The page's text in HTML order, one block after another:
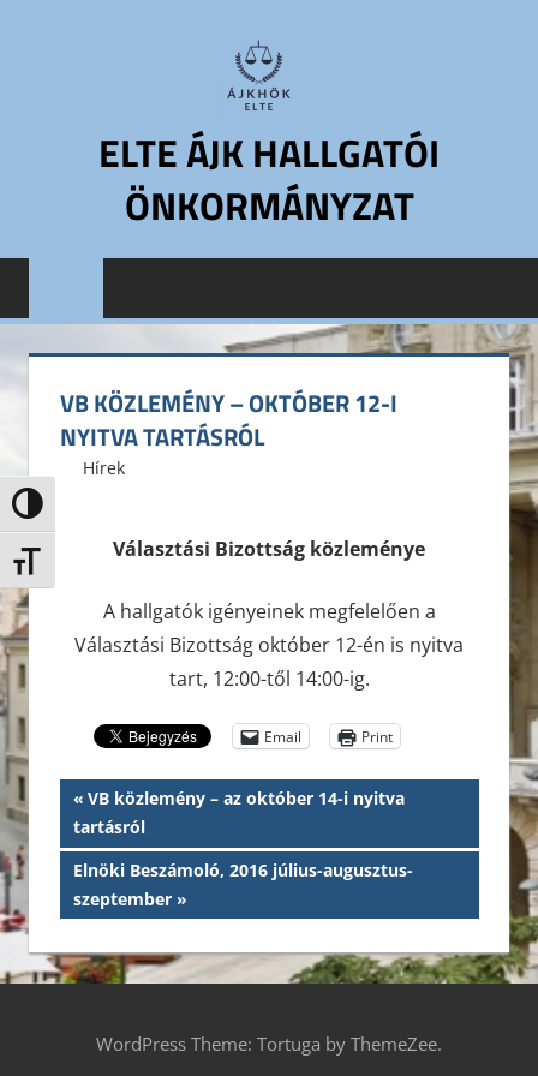
Nagy kontraszt váltása
Betűméret váltása
ELTE ÁJK HALLGATÓI
ÖNKORMÁNYZAT
Jogtudományi
Hallgatói
Önkormányzat
ELTE
ÁJK
HÖK
VB KÖZLEMÉNY – OKTÓBER 12-I
NYITVA TARTÁSRÓL
2016. október 11.
ELTE ÁJK HÖK
Hírek
Választási Bizottság közleménye
A hallgatók igényeinek megfelelően a
Választási Bizottság október 12-én is nyitva
tart, 12:00-től 14:00-ig.
Email Print
Bejegyzés
navigáció
Previous
Post:
VB közlemény – az október 14-i nyitva
tartásról
Next
Post:
Elnöki Beszámoló, 2016 július-augusztus-
szeptember
WordPress Theme: Tortuga by ThemeZee.